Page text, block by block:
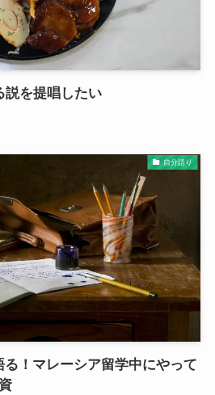
説を提唱したい
自分語り
！マレーシア留学中にやって